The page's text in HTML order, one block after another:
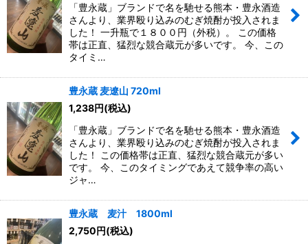
「豊永蔵」ブランドで名を馳せる熊本・豊永酒造
さんより、業界殴り込みのむぎ焼酎が投入されま
した！ 一升瓶で１８００円（外税）。 この価格
帯は正直、猛烈な競合蔵元が多いです。 今、この
タイミ…
豊永蔵 麦遼山 720ml
1,238円(税込)
「豊永蔵」ブランドで名を馳せる熊本・豊永酒造
さんより、業界殴り込みのむぎ焼酎が投入されま
した！ この価格帯は正直、猛烈な競合蔵元が多い
です。 今、このタイミングであえて競争率の高い
ジャ…
豊永蔵 麦汁 1800ml
2,750円(税込)